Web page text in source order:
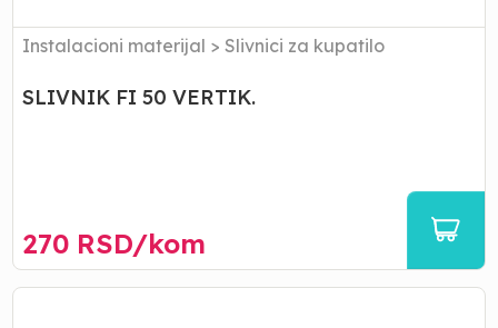
Instalacioni materijal > Slivnici za kupatilo
SLIVNIK FI 50 VERTIK.
270 RSD/kom
SLIVNIK